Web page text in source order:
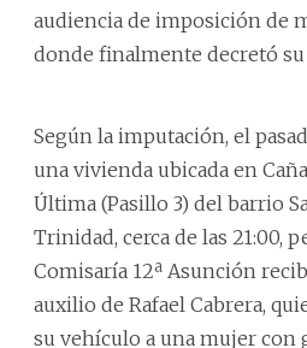
audiencia de imposición de
donde finalmente decretó
Según la imputación, el
una vivienda ubicada en
Última (Pasillo 3) del barrio
Trinidad, cerca de las 21:00,
Comisaría 12ª Asunción
auxilio de Rafael Cabrera,
su vehículo a una mujer con